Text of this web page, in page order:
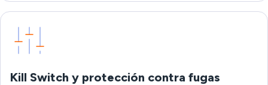
Kill Switch y protección contra fugas